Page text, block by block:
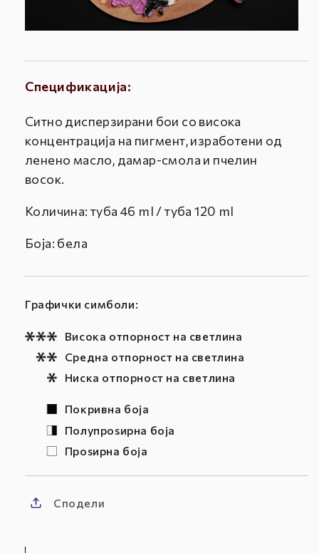
Спецификација:
Ситно дисперзирани бои со висока
концентрација на пигмент, изработени од
ленено масло, дамар-смола и пчелин
восок.
Количина: туба 46 ml / туба 120 ml
Боја: бела
Графички симболи:
Висока отпорност на светлина
Средна отпорност на светлина
Ниска отпорност на светлина
Покривна боја
Полупроѕирна боја
Проѕирна боја
Сподели